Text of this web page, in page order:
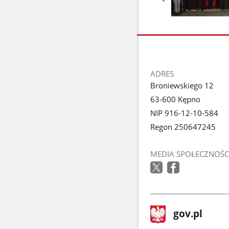
Pokaż
poprzednie
stopka
ADRES
Broniewskiego 12
63-600 Kępno
NIP 916-12-10-584
Regon 250647245
MEDIA
stopka
gov.pl Strona
gov.pl